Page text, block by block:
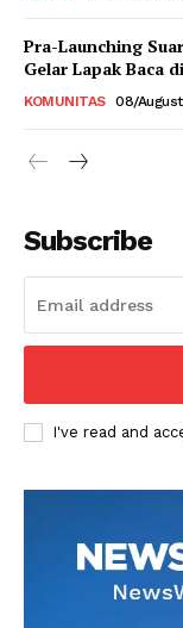
Pra-Launching
Gelar Lapak Baca
KOMUNITAS 08/
Subscribe
I've read and